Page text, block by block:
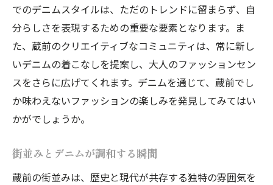
でのデニムスタイルは、ただのトレンドに留まらず、自
分らしさを表現するための重要な要素となります。ま
た、蔵前のクリエイティブなコミュニティは、常に新し
いデニムの着こなしを提案し、大人のファッションセン
スをさらに広げてくれます。デニムを通じて、蔵前でし
か味わえないファッションの楽しみを発見してみてはい
かがでしょうか。
街並みとデニムが調和する瞬間
蔵前の街並みは、歴史と現代が共存する独特の雰囲気を